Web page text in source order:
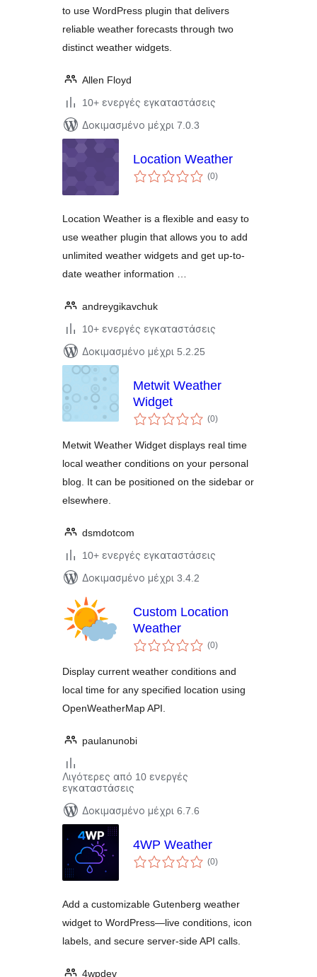
to use WordPress plugin that delivers
reliable weather forecasts through two
distinct weather widgets.
Allen Floyd
10+ ενεργές εγκαταστάσεις
Δοκιμασμένο μέχρι 7.0.3
Location Weather
(0αξιολογήσεις
σύνολο
)
Location Weather is a flexible and easy to
use weather plugin that allows you to add
unlimited weather widgets and get up-to-
date weather information …
andreygikavchuk
10+ ενεργές εγκαταστάσεις
Δοκιμασμένο μέχρι 5.2.25
Metwit Weather
Widget
(0αξιολογήσεις
σύνολο
)
Metwit Weather Widget displays real time
local weather conditions on your personal
blog. It can be positioned on the sidebar or
elsewhere.
dsmdotcom
10+ ενεργές εγκαταστάσεις
Δοκιμασμένο μέχρι 3.4.2
Custom Location
Weather
(0αξιολογήσεις
σύνολο
)
Display current weather conditions and
local time for any specified location using
OpenWeatherMap API.
paulanunobi
Λιγότερες από 10 ενεργές
εγκαταστάσεις
Δοκιμασμένο μέχρι 6.7.6
4WP Weather
(0αξιολογήσεις
σύνολο
)
Add a customizable Gutenberg weather
widget to WordPress—live conditions, icon
labels, and secure server-side API calls.
4wpdev